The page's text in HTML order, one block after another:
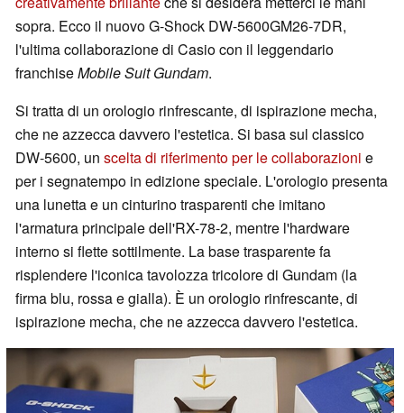
sopra. Ecco il nuovo G-Shock DW-5600GM26-7DR,
l'ultima collaborazione di Casio con il leggendario
franchiseMobile Suit Gundam.
Si tratta di un orologio rinfrescante, di ispirazione mecha,
che ne azzecca davvero l'estetica. Si basa sul classico
DW-5600, un scelta di riferimento per le collaborazioni e
per i segnatempo in edizione speciale. L'orologio presenta
una lunetta e un cinturino trasparenti che imitano
l'armatura principale dell'RX-78-2, mentre l'hardware
interno si flette sottilmente. La base trasparente fa
risplendere l'iconica tavolozza tricolore di Gundam (la
firma blu, rossa e gialla). È un orologio rinfrescante, di
ispirazione mecha, che ne azzecca davvero l'estetica.